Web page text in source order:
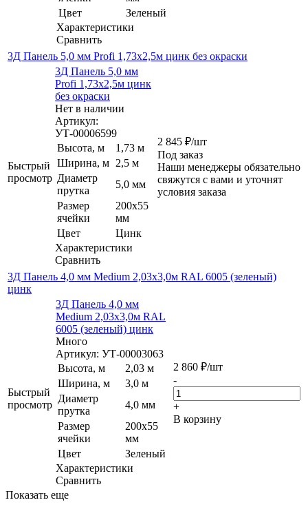
Цвет
Зеленый
Характеристики
Сравнить
3Д Панель 5,0 мм Profi 1,73х2,5м цинк без окраски
Быстрый
просмотр
3Д Панель 5,0 мм
Profi 1,73х2,5м цинк
без окраски
Нет в наличии
Артикул:
УТ-00006599
Высота, м
1,73 м
Ширина, м 2,5 м
Диаметр
прутка
5,0 мм
Размер
ячейки
200х55
мм
Цвет
Цинк
Характеристики
Сравнить
2 845 ₽/шт
Под заказ
Наши менеджеры обязательно
свяжутся с вами и уточнят
условия заказа
3Д Панель 4,0 мм Medium 2,03х3,0м RAL 6005 (зеленый)
цинк
Быстрый
просмотр
3Д Панель 4,0 мм
Medium 2,03х3,0м RAL
6005 (зеленый) цинк
Много
Артикул: УТ-00003063
Высота, м
2,03 м
Ширина, м
3,0 м
Диаметр
прутка
4,0 мм
Размер
ячейки
200х55
мм
Цвет
Зеленый
Характеристики
Сравнить
2 860 ₽/шт
-
+
В корзину
Показать еще